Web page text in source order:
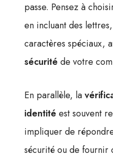
passe. Pensez à
en incluant des
caractères spéciaux,
sécu­rité de votre
En parallèle, la
identité est souvent
impliquer de
sécurité ou de fournir